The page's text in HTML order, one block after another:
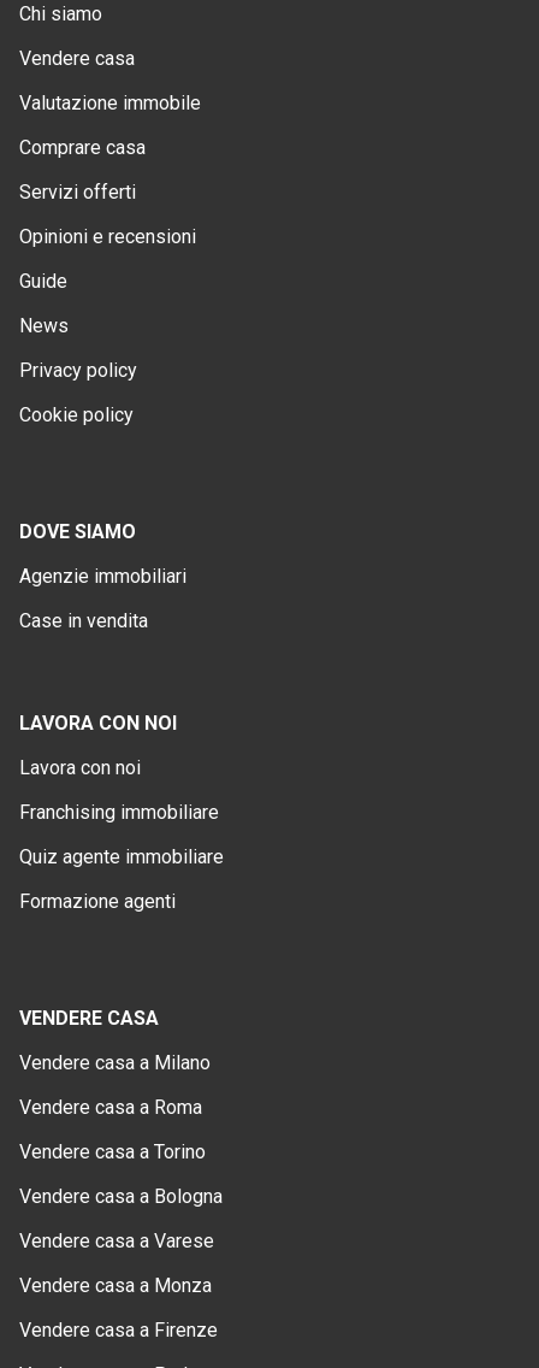
Chi siamo
Vendere casa
Valutazione immobile
Comprare casa
Servizi offerti
Opinioni e recensioni
Guide
News
Privacy policy
Cookie policy
DOVE SIAMO
Agenzie immobiliari
Case in vendita
LAVORA CON NOI
Lavora con noi
Franchising immobiliare
Quiz agente immobiliare
Formazione agenti
VENDERE CASA
Vendere casa a Milano
Vendere casa a Roma
Vendere casa a Torino
Vendere casa a Bologna
Vendere casa a Varese
Vendere casa a Monza
Vendere casa a Firenze